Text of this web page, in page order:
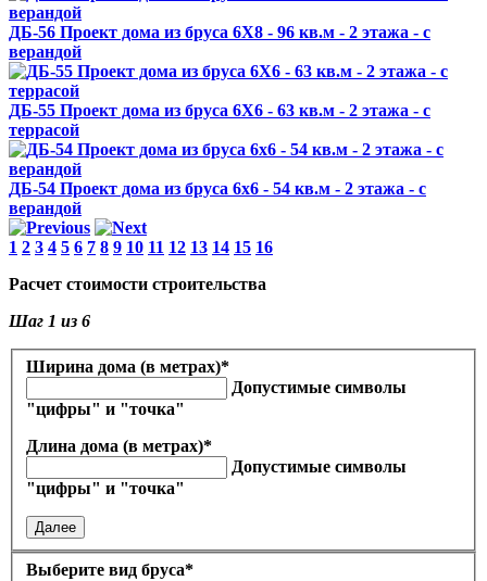
ДБ-56 Проект дома из бруса 6X8 - 96 кв.м - 2 этажа - с
верандой
ДБ-55 Проект дома из бруса 6X6 - 63 кв.м - 2 этажа - с
террасой
ДБ-54 Проект дома из бруса 6x6 - 54 кв.м - 2 этажа - с
верандой
1 2 3 4 5 6 7 8 9 10 11 12 13 14 15 16
Расчет стоимости строительства
Шаг 1 из 6
Ширина дома (в метрах)*
Допустимые символы
"цифры" и "точка"
Длина дома (в метрах)*
Допустимые символы
"цифры" и "точка"
Далее
Выберите вид бруса*